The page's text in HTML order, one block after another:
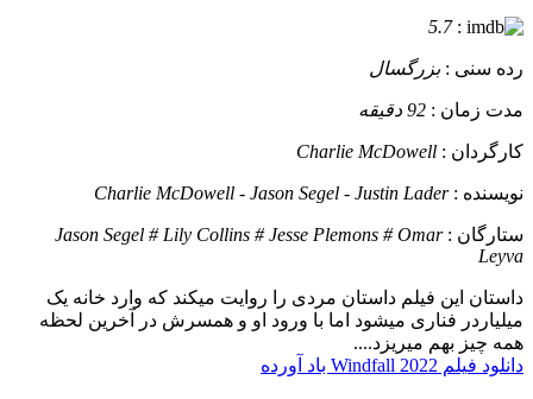
:
5.7
رده سنی :بزرگسال
مدت زمان : 92 دقیقه
کارگردان : Charlie McDowell
نویسنده :Charlie McDowell - Jason Segel - Justin Lader
ستارگان :Jason Segel # Lily Collins # Jesse Plemons # Omar
Leyva
داستان این فیلم داستان مردی را روایت میکند که وارد خانه یک
میلیاردر فناری میشود اما با ورود او و همسرش در آخرین لحظه
همه چیز بهم میریزد....
دانلود فیلم Windfall 2022 باد آورده